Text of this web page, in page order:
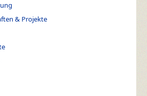
& Projekte